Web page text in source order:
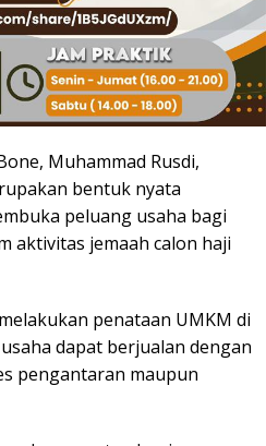
Muhammad Rusdi,
bentuk nyata
peluang usaha bagi
aktivitas jemaah calon haji
penataan UMKM di
dapat berjualan dengan
pengantaran maupun